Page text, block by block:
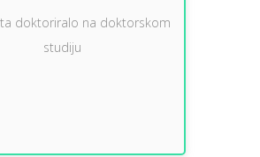
doktoriralo na doktorskom
studiju
22